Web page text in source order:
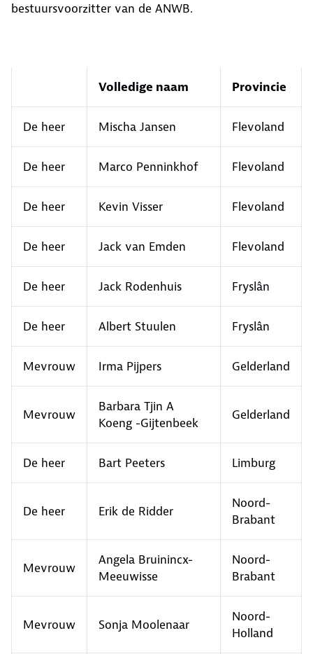
bestuursvoorzitter van de ANWB.
Volledige naam Provincie
De heer Mischa Jansen Flevoland
De heer Marco Penninkhof Flevoland
De heer Kevin Visser Flevoland
De heer Jack van Emden Flevoland
De heer Jack Rodenhuis Fryslân
De heer Albert Stuulen Fryslân
Mevrouw Irma Pijpers Gelderland
Mevrouw
Barbara Tjin A
Koeng -Gijtenbeek
Gelderland
De heer Bart Peeters Limburg
De heer Erik de Ridder
Noord-
Brabant
Mevrouw
Angela Bruinincx-
Meeuwisse
Noord-
Brabant
Mevrouw Sonja Moolenaar
Noord-
Holland